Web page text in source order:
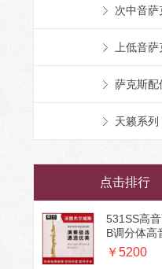
次中音萨
上低音
萨克斯配
天籁系列
点击排行
531SS高
B调分体高
￥5200